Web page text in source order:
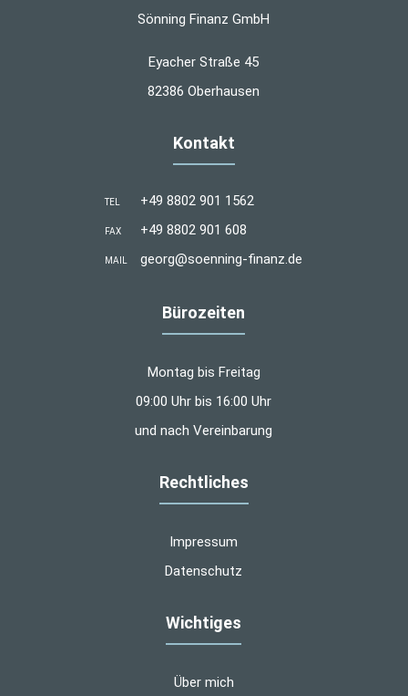
Sönning Finanz GmbH
Eyacher Straße 45
82386 Oberhausen
Kontakt
TEL +49 8802 901 1562
FAX +49 8802 901 608
MAIL georg@soenning-finanz.de
Bürozeiten
Montag bis Freitag
09:00 Uhr bis 16:00 Uhr
und nach Vereinbarung
Rechtliches
Impressum
Datenschutz
Wichtiges
Über mich